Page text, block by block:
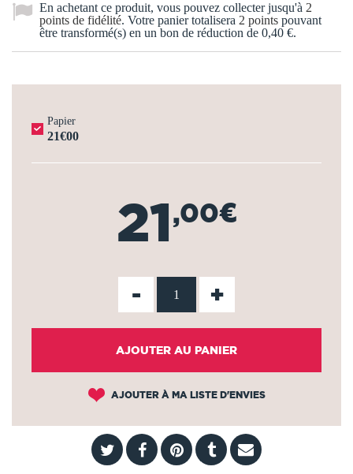
En achetant ce produit, vous pouvez collecter jusqu'à 2
points de fidélité. Votre panier totalisera 2 points pouvant
être transformé(s) en un bon de réduction de 0,40 €.
Papier
21€00
21,00€
- +
AJOUTER AU PANIER
AJOUTER À MA LISTE D'ENVIES